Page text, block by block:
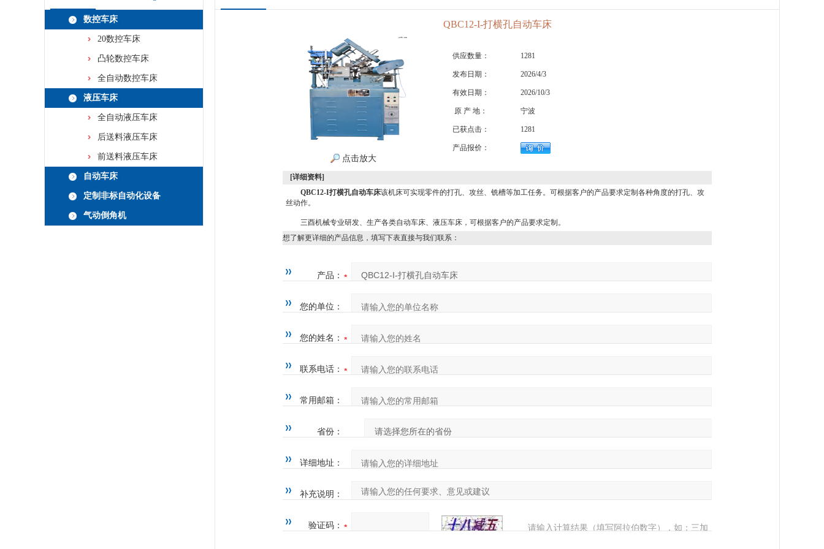
数控车床
20数控车床
凸轮数控车床
全自动数控车床
液压车床
全自动液压车床
后送料液压车床
前送料液压车床
自动车床
定制非标自动化设备
气动倒角机
QBC12-I-打横孔自动车床
点击放大
供应数量： 1281
发布日期： 2026/4/3
有效日期： 2026/10/3
原 产 地： 宁波
已获点击： 1281
产品报价：
[详细资料]
QBC12-I打横孔自动车床该机床可实现零件的打孔、攻丝、铣槽等加工任务。可根据客户的产品要求定制各种角度的打孔、攻
丝动作。
三酉机械专业研发、生产各类自动车床、液压车床，可根据客户的产品要求定制。
想了解更详细的产品信息，填写下表直接与我们联系：
产品：
您的单位：
您的姓名：
联系电话：
常用邮箱：
省份：
详细地址：
补充说明：
验证码：
请输入计算结果（填写阿拉伯数字），如：三加